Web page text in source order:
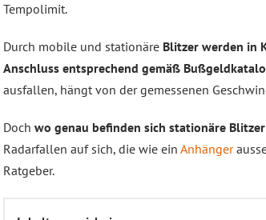
Tempolimit.
Durch mobile und stationäre Blitzer werden in
Anschluss entsprechend gemäß
ausfallen, hängt von der gemessenen
Doch wo genau befinden sich stationäre
Radarfallen auf sich, die wie ein Anhänger
Ratgeber.